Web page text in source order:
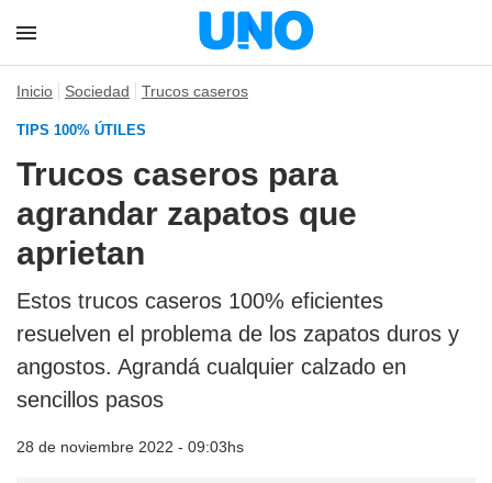
Inicio Sociedad Trucos caseros
TIPS 100% ÚTILES
Trucos caseros para
agrandar zapatos que
aprietan
Estos trucos caseros 100% eficientes
resuelven el problema de los zapatos duros y
angostos. Agrandá cualquier calzado en
sencillos pasos
28 de noviembre 2022 - 09:03hs